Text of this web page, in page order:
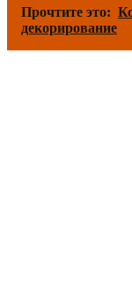
Прочтите это:
декорирование